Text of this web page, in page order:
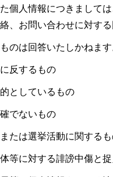
個人情報につきまして
、お問い合わせに対す
のは回答いたしかねます
反するもの
としているもの
でないもの
たは選挙活動に関する
等に対する誹謗中傷と